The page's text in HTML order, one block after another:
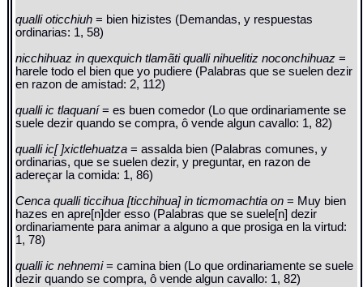
qualli oticchiuh= bien hizistes (Demandas, y respuestas
ordinarias: 1, 58)
nicchihuaz in quexquich tlamãti qualli nihuelitiz noconchihuaz=
harele todo el bien que yo pudiere (Palabras que se suelen dezir
en razon de amistad: 2, 112)
qualli ic tlaquaní= es buen comedor (Lo que ordinariamente se
suele dezir quando se compra, ô vende algun cavallo: 1, 82)
qualli ic[ ]xictlehuatza= assalda bien (Palabras comunes, y
ordinarias, que se suelen dezir, y preguntar, en razon de
adereçar la comida: 1, 86)
Cenca qualli ticcihua [ticchihua] in ticmomachtia on= Muy bien
hazes en apre[n]der esso (Palabras que se suele[n] dezir
ordinariamente para animar a alguno a que prosiga en la virtud:
1, 78)
qualli ic nehnemi= camina bien (Lo que ordinariamente se suele
dezir quando se compra, ô vende algun cavallo: 1, 82)